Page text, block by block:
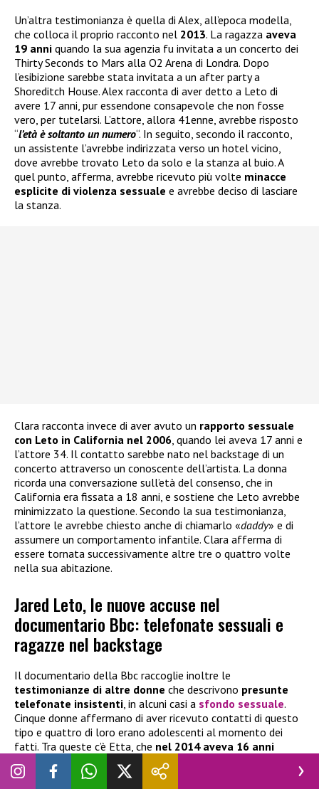
Un’altra testimonianza è quella di Alex, all’epoca modella,
che colloca il proprio racconto nel 2013. La ragazza aveva
19 anni quando la sua agenzia fu invitata a un concerto dei
Thirty Seconds to Mars alla O2 Arena di Londra. Dopo
l’esibizione sarebbe stata invitata a un after party a
Shoreditch House. Alex racconta di aver detto a Leto di
avere 17 anni, pur essendone consapevole che non fosse
vero, per tutelarsi. L’attore, allora 41enne, avrebbe risposto
“l’età è soltanto un numero“. In seguito, secondo il racconto,
un assistente l’avrebbe indirizzata verso un hotel vicino,
dove avrebbe trovato Leto da solo e la stanza al buio. A
quel punto, afferma, avrebbe ricevuto più volte minacce
esplicite di violenza sessuale e avrebbe deciso di lasciare
la stanza.
Clara racconta invece di aver avuto un rapporto sessuale
con Leto in California nel 2006, quando lei aveva 17 anni e
l’attore 34. Il contatto sarebbe nato nel backstage di un
concerto attraverso un conoscente dell’artista. La donna
ricorda una conversazione sull’età del consenso, che in
California era fissata a 18 anni, e sostiene che Leto avrebbe
minimizzato la questione. Secondo la sua testimonianza,
l’attore le avrebbe chiesto anche di chiamarlo «daddy» e di
assumere un comportamento infantile. Clara afferma di
essere tornata successivamente altre tre o quattro volte
nella sua abitazione.
Jared Leto, le nuove accuse nel
documentario Bbc: telefonate sessuali e
ragazze nel backstage
Il documentario della Bbc raccoglie inoltre le
testimonianze di altre donne che descrivono presunte
telefonate insistenti , in alcuni casi a sfondo sessuale.
Cinque donne affermano di aver ricevuto contatti di questo
tipo e quattro di loro erano adolescenti al momento dei
fatti. Tra queste c’è Etta, che nel 2014 aveva 16 anni
quando incontrò Leto in un’agenzia di modelle di Los Angeles
insieme alla madre. Secondo il suo racconto, l’attore si